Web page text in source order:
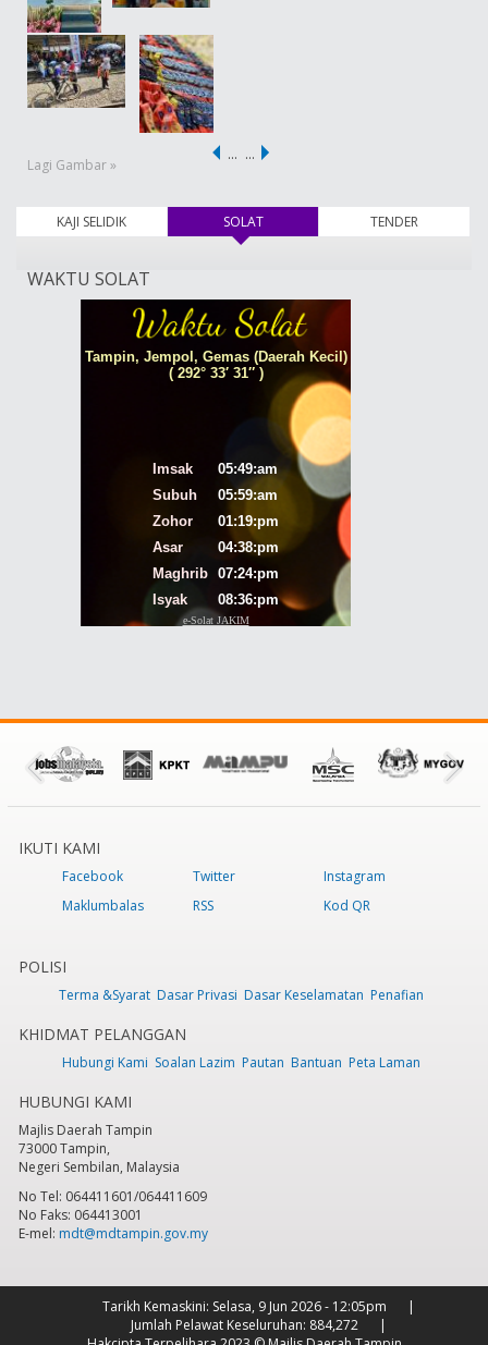
Lagi Gambar »
… …
KAJI SELIDIK SOLAT(tab aktif) TENDER
WAKTU SOLAT
IKUTI KAMI
Facebook Twitter
Instagram
Maklumbalas
RSS Kod QR
POLISI
Terma &Syarat Dasar Privasi Dasar Keselamatan Penafian
KHIDMAT PELANGGAN
Hubungi Kami Soalan Lazim Pautan Bantuan Peta Laman
HUBUNGI KAMI
Majlis Daerah Tampin
73000 Tampin,
Negeri Sembilan, Malaysia
No Tel: 064411601/064411609
No Faks: 064413001
E-mel: mdt@mdtampin.gov.my
Tarikh Kemaskini: Selasa, 9 Jun 2026 - 12:05pm
Jumlah Pelawat Keseluruhan: 884,272